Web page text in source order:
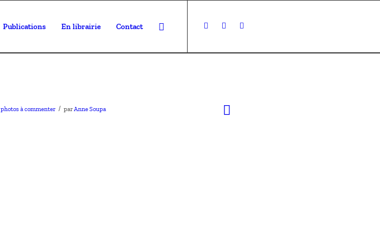
Publications En librairie Contact
photos à commenter / parAnne Soupa